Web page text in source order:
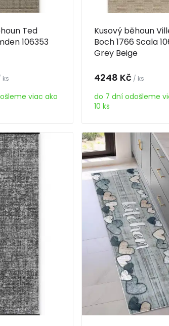
Ted
106353
ks
viac ako
Kusový běhoun
Boch 1766 Scala
Grey Beige
4248 Kč / ks
do 7 dní odošleme
10 ks